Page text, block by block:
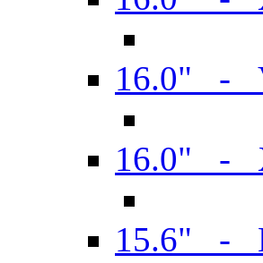
16.0" -
16.0" -
15.6" -